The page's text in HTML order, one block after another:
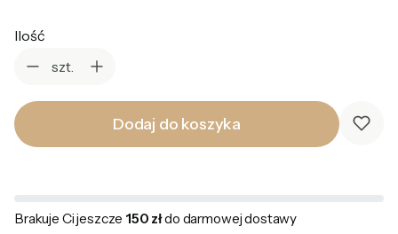
Ilość
szt.
Dodaj do koszyka
Brakuje Ci jeszcze 150 złdo darmowej dostawy